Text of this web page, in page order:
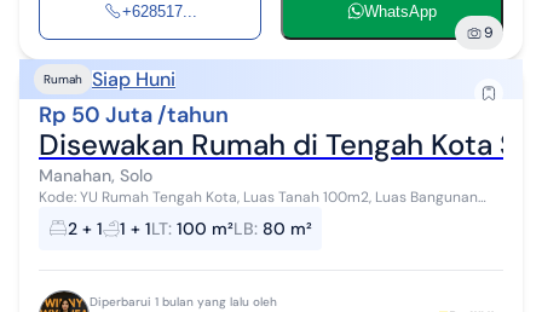
+628517... WhatsApp
9
Rumah Siap Huni
Rp 50 Juta /tahun
Disewakan Rumah di Tengah Kota
Manahan, Solo
Kode: YU Rumah Tengah Kota, Luas Tanah 100m2, Luas Bangunan
80m2, Lebar Depan 6m, Hadap Barat, 2+1 Kamar Tidur, 2+1 Kamar
Mandi, Listrik 45...
2 + 1 1 + 1LT: 100 m²LB: 80 m²
Diperbarui 1 bulan yang lalu oleh